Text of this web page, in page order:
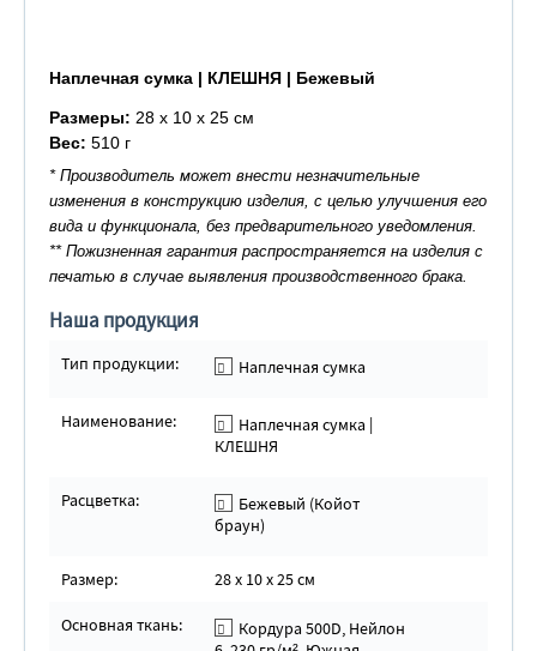
Наплечная сумка | КЛЕШНЯ | Бежевый
Размеры: 28 х 10 х 25 см
Вес: 510 г
* Производитель может внести незначительные
изменения в конструкцию изделия, с целью улучшения его
вида и функционала, без предварительного уведомления.
** Пожизненная гарантия распространяется на изделия с
печатью в случае выявления производственного брака.
Наша продукция
Тип продукции: Наплечная сумка
Наименование:
Наплечная сумка |
КЛЕШНЯ
Расцветка:
Бежевый (Койот
браун)
Размер: 28 х 10 х 25 см
Основная ткань:
Кордура 500D, Нейлон